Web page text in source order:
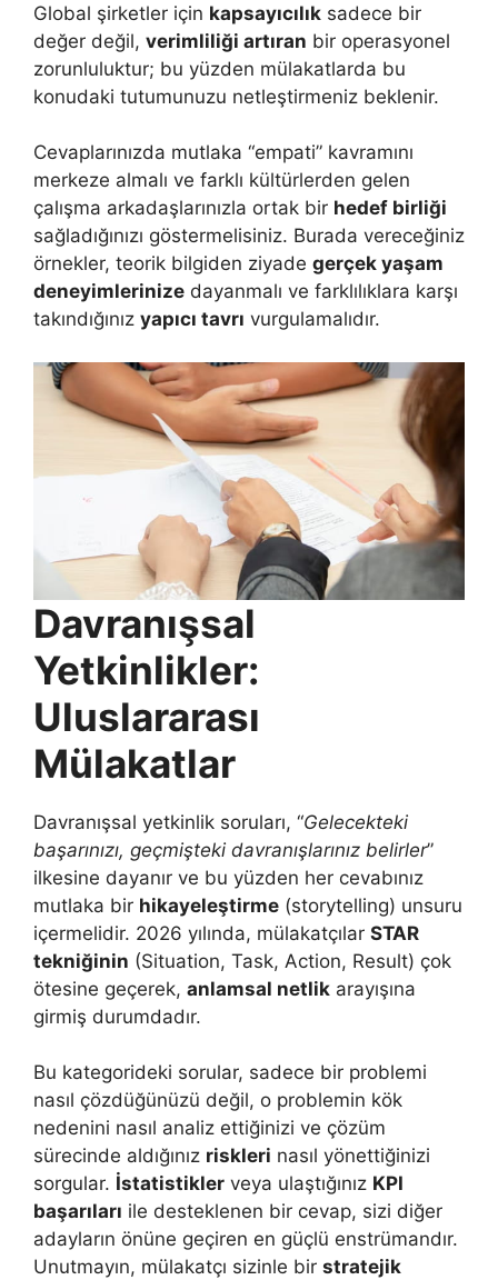
Global şirketler için kapsayıcılık sadece bir
değer değil, verimliliği artıran bir operasyonel
zorunluluktur; bu yüzden mülakatlarda bu
konudaki tutumunuzu netleştirmeniz beklenir.
Cevaplarınızda mutlaka “empati” kavramını
merkeze almalı ve farklı kültürlerden gelen
çalışma arkadaşlarınızla ortak bir hedef birliği
sağladığınızı göstermelisiniz. Burada vereceğiniz
örnekler, teorik bilgiden ziyade gerçek yaşam
deneyimlerinize dayanmalı ve farklılıklara karşı
takındığınız yapıcı tavrı vurgulamalıdır.
Davranışsal
Yetkinlikler:
Uluslararası
Mülakatlar
Davranışsal yetkinlik soruları, “Gelecekteki
başarınızı, geçmişteki davranışlarınız belirler”
ilkesine dayanır ve bu yüzden her cevabınız
mutlaka bir hikayeleştirme (storytelling) unsuru
içermelidir. 2026 yılında, mülakatçılar STAR
tekniğinin (Situation, Task, Action, Result) çok
ötesine geçerek, anlamsal netlik arayışına
girmiş durumdadır.
Bu kategorideki sorular, sadece bir problemi
nasıl çözdüğünüzü değil, o problemin kök
nedenini nasıl analiz ettiğinizi ve çözüm
sürecinde aldığınız riskleri nasıl yönettiğinizi
sorgular. İstatistikler veya ulaştığınız KPI
başarıları ile desteklenen bir cevap, sizi diğer
adayların önüne geçiren en güçlü enstrümandır.
Unutmayın, mülakatçı sizinle bir stratejik